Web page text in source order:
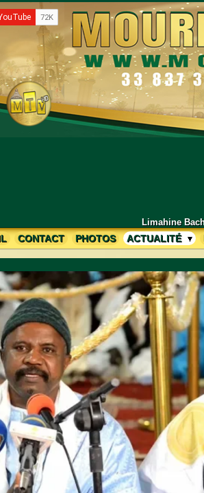
Limahine Bachirine : S. Mbaye Ndiaye - Safar
CONTACT PHOTOS ACTUALITÉ